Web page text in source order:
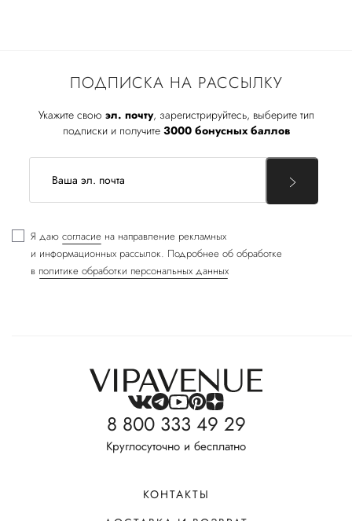
ПОДПИСКА НА РАССЫЛКУ
Укажите свою эл. почту, зарегистрируйтесь, выберите тип
подписки и получите 3000 бонусных баллов
Я даю согласие на направление рекламных
и информационных рассылок. Подробнее об обработке
в политике обработки персональных данных
8 800 333 49 29
Круглосуточно и бесплатно
КОНТАКТЫ